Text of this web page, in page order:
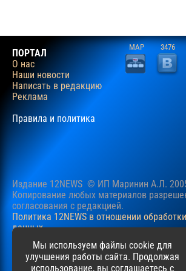
ПОРТАЛ
О нас
Наши новости
Написать в редакцию
Реклама
Правила и политика
MAP 3476
Издание 12NEWS © ИП Маринин А.Л.
Копирование любых материалов
согласования c редакцией.
Политика 12NEWS в отношении
данных
Наш сайт использует файлы cookie для
пользовательского опыта. Продолжая
вы соглашаетесь с нашейПолитикойв
Мы используем файлы cookie для
улучшения работы сайта. Продолжая
использование, вы соглашаетесь с